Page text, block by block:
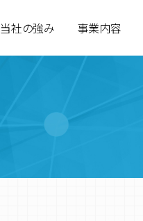
当社の強み 事業内容